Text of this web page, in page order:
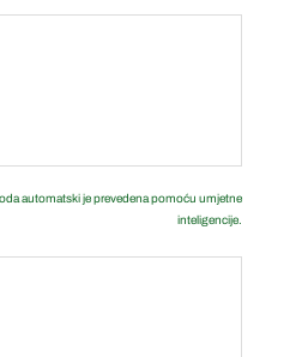
automatski je prevedena pomoću umjetne
inteligencije.